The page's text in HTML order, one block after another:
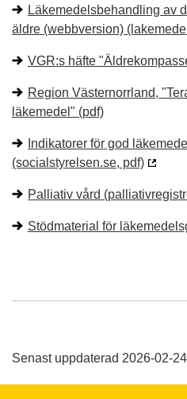
Läkemedelsbehandling av
äldre (webbversion)
VGR:s häfte
Region Västernorrland,
läkemedel" (pdf)
Indikatorer för god
(socialstyrelsen.se, pdf)
Palliativ vård
Stödmaterial för
Senast uppdaterad 2026-02-